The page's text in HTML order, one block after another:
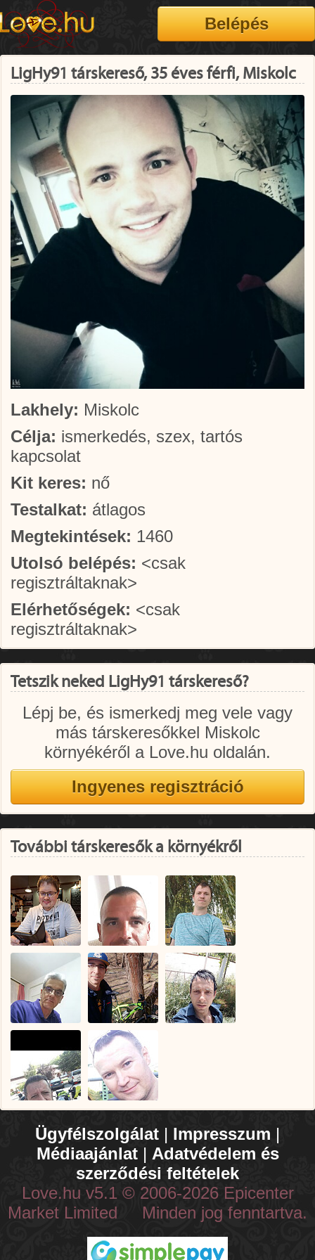
LigHy91 társkereső, 35 éves férfi, Miskolc
Lakhely: Miskolc
Célja: ismerkedés, szex, tartós
kapcsolat
Kit keres: nő
Testalkat: átlagos
Megtekintések: 1460
Utolsó belépés: <csak
regisztráltaknak>
Elérhetőségek: <csak
regisztráltaknak>
Tetszik neked LigHy91 társkereső?
Lépj be, és ismerkedj meg vele vagy
más társkeresőkkel Miskolc
környékéről a Love.hu oldalán.
További társkeresők a környékről
Ügyfélszolgálat | Impresszum |
Médiaajánlat| Adatvédelem és
szerződési feltételek
Love.hu v5.1 © 2006-2026 Epicenter
Market Limited Minden jog fenntartva.